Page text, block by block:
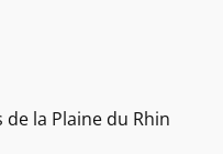
la Plaine du Rhin